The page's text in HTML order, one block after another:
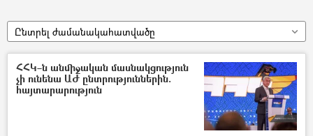
Ընտրել ժամանակահատվածը
ՀՀԿ–ն անմիջական մասնակցություն
չի ունենա ԱԺ ընտրություններին.
հայտարարություն